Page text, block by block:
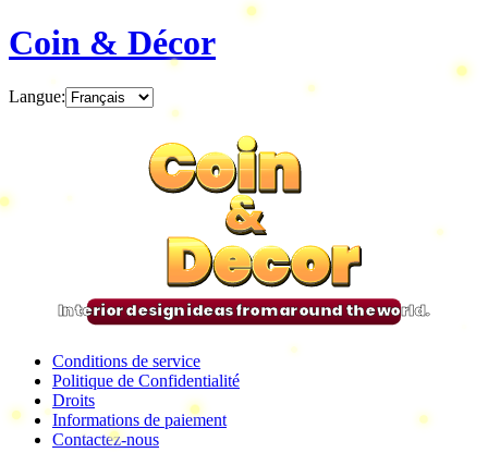
Coin & Décor
Langue:
Coin
&
Decor
Coin
&
Decor
Coin
&
Decor
Coin
&
Decor
Interior design ideas from around the world.
Conditions de service
Politique de Confidentialité
Droits
Informations de paiement
Contactez-nous